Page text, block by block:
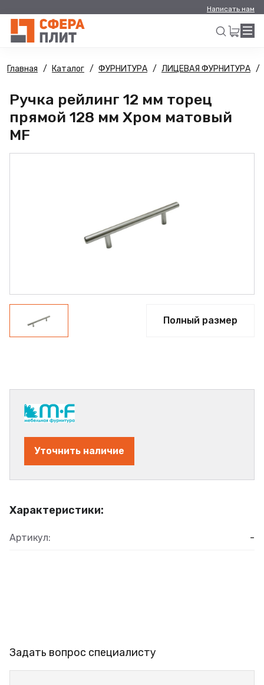
Написать нам
Искать
Главная Каталог ФУРНИТУРА ЛИЦЕВАЯ ФУРНИТУРА
Ручка рейлинг 12 мм торец
прямой 128 мм Хром матовый
MF
Полный размер
Характеристики:
Артикул: -
Уточнить наличие
Задать вопрос специалисту